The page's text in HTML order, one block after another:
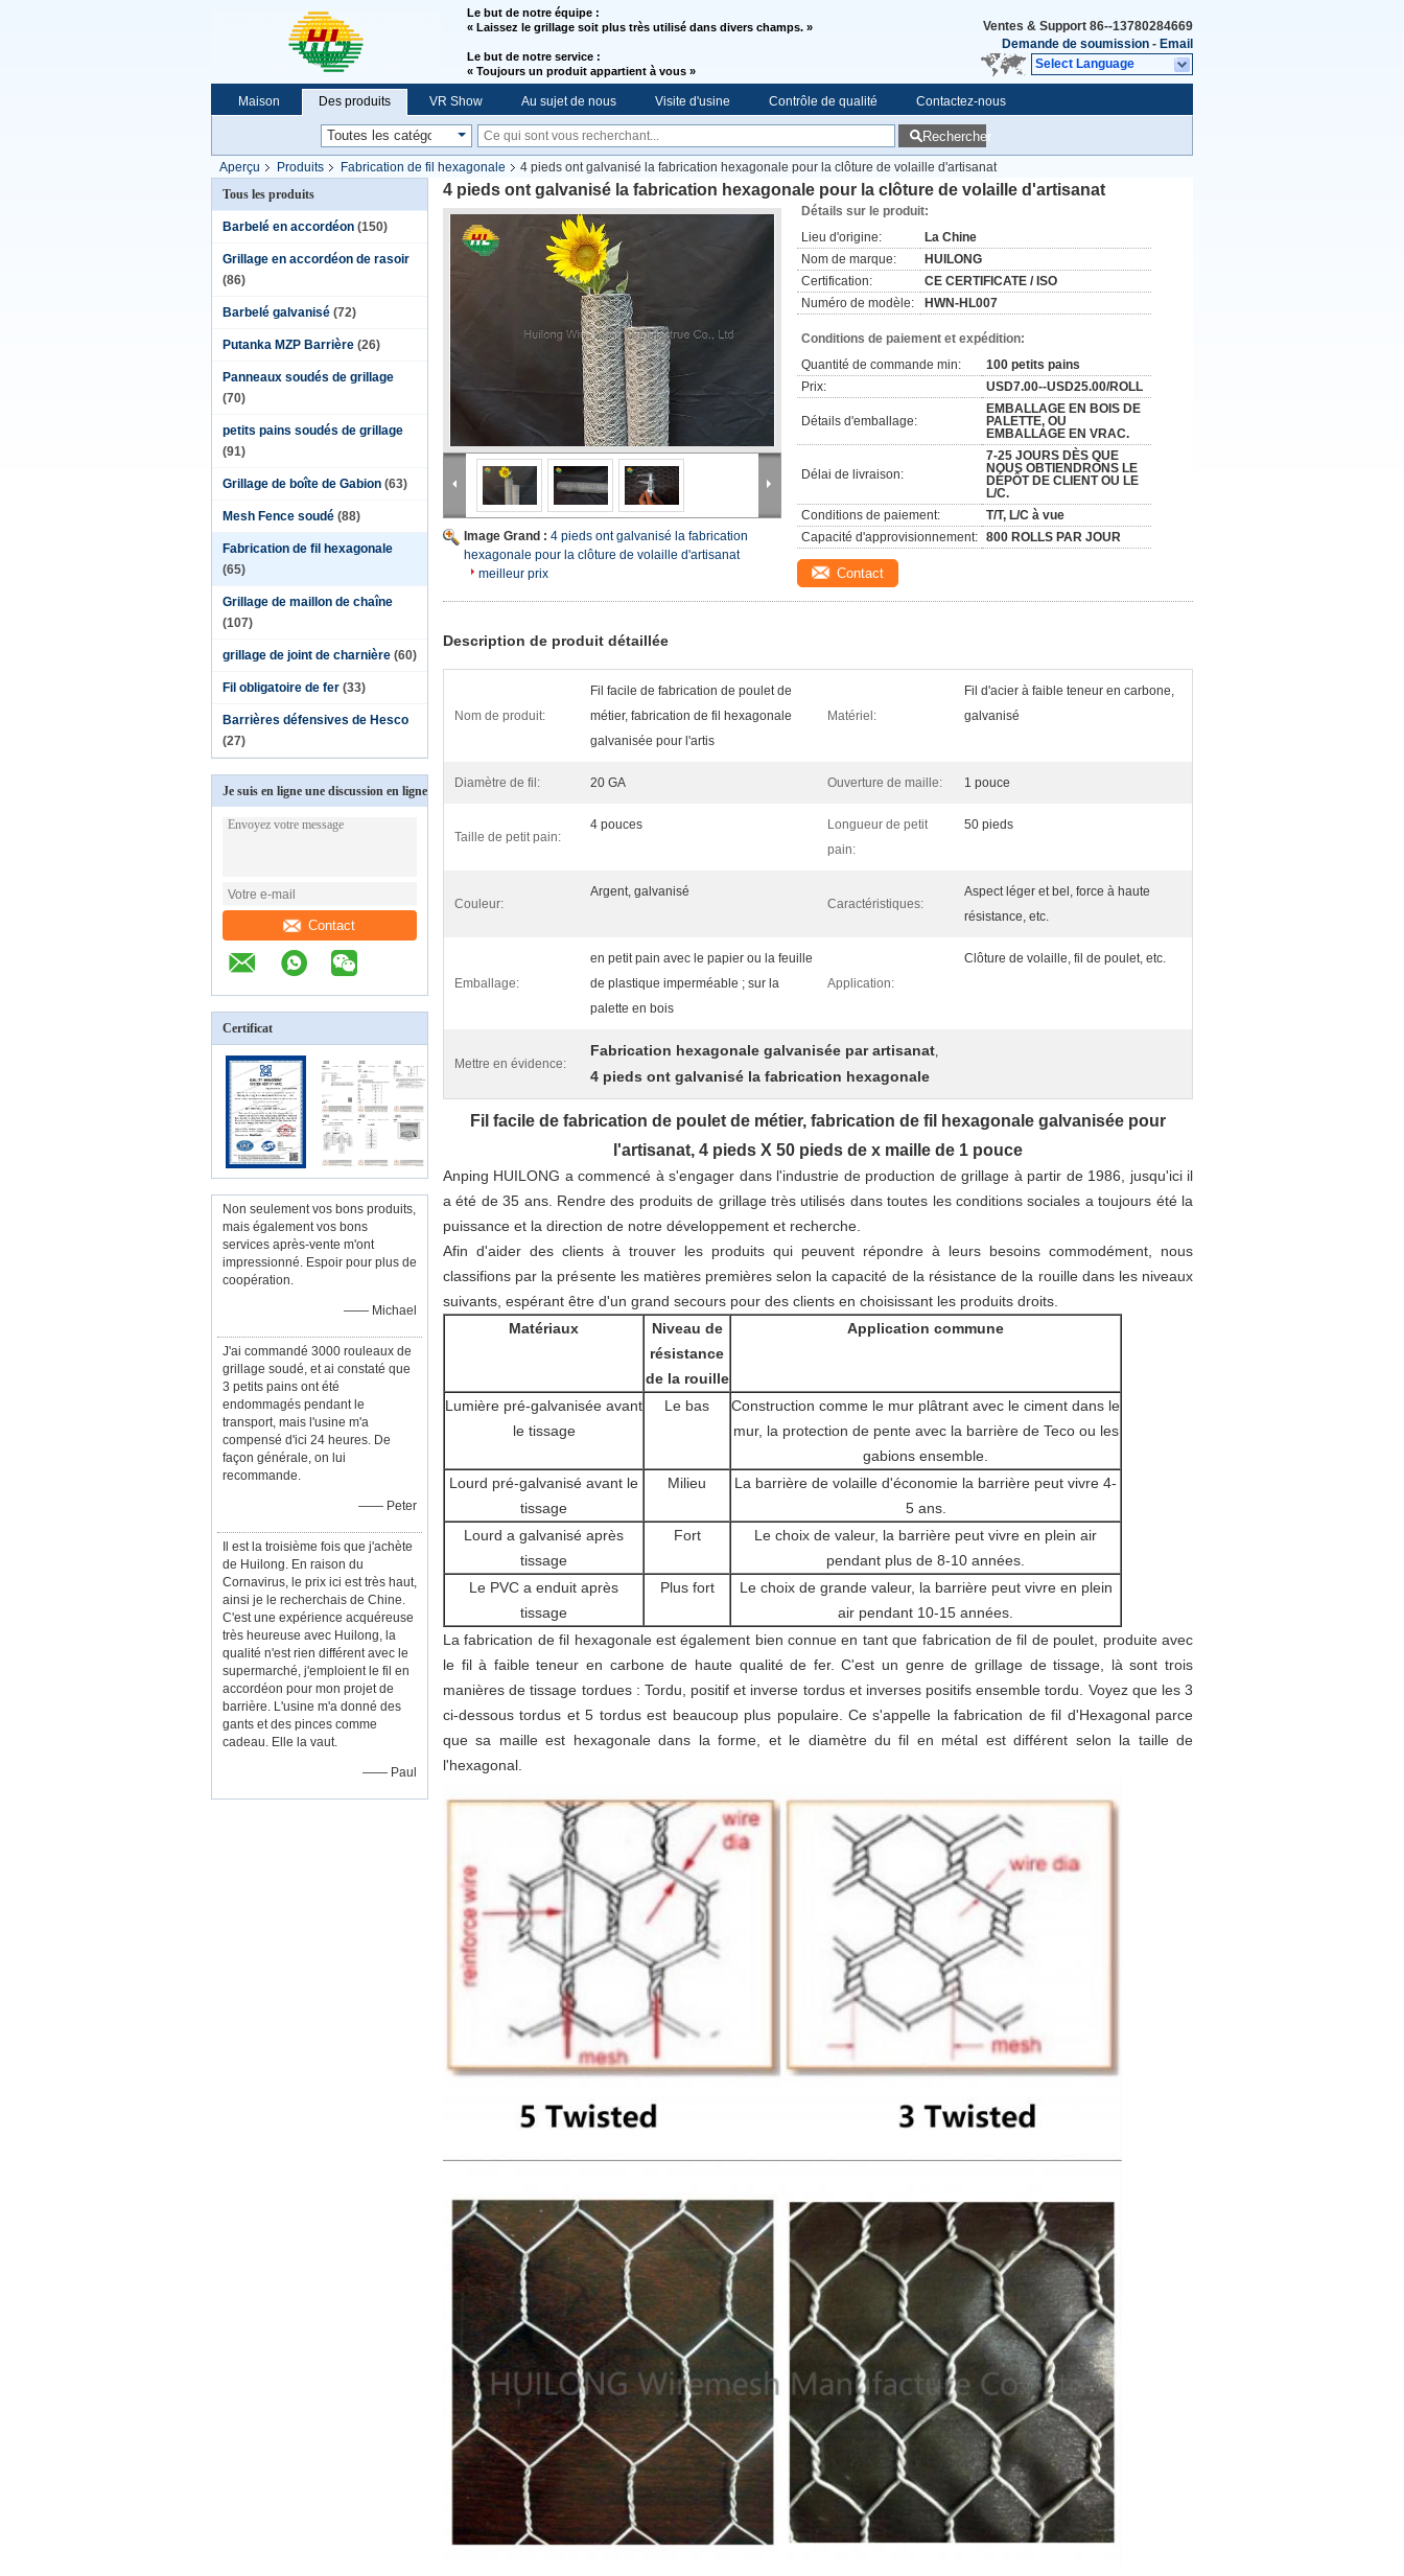
Le but de notre équipe :
« Laissez le grillage soit plus très utilisé dans divers champs. »
Le but de notre service :
« Toujours un produit appartient à vous »
Ventes & Support 86--13780284669
Demande de soumission - Email
Select Language
Maison Des produits VR Show Au sujet de nous Visite d'usine Contrôle de qualité Contactez-nous
Demande de soumission Rechercher
Aperçu Produits Fabrication de fil hexagonale
4 pieds ont galvanisé la fabrication hexagonale pour la clôture de volaille d'artisanat
Tous les produits
Barbelé en accordéon (150)
Grillage en accordéon de rasoir
(86)
Barbelé galvanisé (72)
Putanka MZP Barrière (26)
Panneaux soudés de grillage
(70)
petits pains soudés de grillage
(91)
Grillage de boîte de Gabion (63)
Mesh Fence soudé (88)
Fabrication de fil hexagonale
(65)
Grillage de maillon de chaîne
(107)
grillage de joint de charnière (60)
Fil obligatoire de fer (33)
Barrières défensives de Hesco
(27)
Je suis en ligne une discussion en ligne
Contact
Certificat
Non seulement vos bons produits,
mais également vos bons
services après-vente m'ont
impressionné. Espoir pour plus de
coopération.
—— Michael
J'ai commandé 3000 rouleaux de
grillage soudé, et ai constaté que
3 petits pains ont été
endommagés pendant le
transport, mais l'usine m'a
compensé d'ici 24 heures. De
façon générale, on lui
recommande.
—— Peter
Il est la troisième fois que j'achète
de Huilong. En raison du
Cornavirus, le prix ici est très haut,
ainsi je le recherchais de Chine.
C'est une expérience acquéreuse
très heureuse avec Huilong, la
qualité n'est rien différent avec le
supermarché, j'emploient le fil en
accordéon pour mon projet de
barrière. L'usine m'a donné des
gants et des pinces comme
cadeau. Elle la vaut.
—— Paul
4 pieds ont galvanisé la fabrication hexagonale pour la clôture de volaille d'artisanat
Image Grand : 4 pieds ont galvanisé la fabrication
hexagonale pour la clôture de volaille d'artisanat
meilleur prix
Détails sur le produit:
Lieu d'origine:
La Chine
Nom de marque:
HUILONG
Certification:
CE CERTIFICATE / ISO
Numéro de modèle:
HWN-HL007
Conditions de paiement et expédition:
Quantité de commande min:
100 petits pains
Prix:
USD7.00--USD25.00/ROLL
Détails d'emballage:
EMBALLAGE EN BOIS DE
PALETTE, OU
EMBALLAGE EN VRAC.
Délai de livraison:
7-25 JOURS DÈS QUE
NOUS OBTIENDRONS LE
DÉPÔT DE CLIENT OU LE
L/C.
Conditions de paiement:
T/T, L/C à vue
Capacité d'approvisionnement: 800 ROLLS PAR JOUR
Contact
Description de produit détaillée
Nom de produit:
Fil facile de fabrication de poulet de
métier, fabrication de fil hexagonale
galvanisée pour l'artis
Matériel:
Fil d'acier à faible teneur en carbone,
galvanisé
Diamètre de fil: 20 GA Ouverture de maille: 1 pouce
Taille de petit pain:
4 pouces
Longueur de petit
pain:
50 pieds
Couleur:
Argent, galvanisé
Caractéristiques:
Aspect léger et bel, force à haute
résistance, etc.
Emballage:
en petit pain avec le papier ou la feuille
de plastique imperméable ; sur la
palette en bois
Application:
Clôture de volaille, fil de poulet, etc.
Mettre en évidence:
Fabrication hexagonale galvanisée par artisanat,
4 pieds ont galvanisé la fabrication hexagonale
Fil facile de fabrication de poulet de métier, fabrication de fil hexagonale galvanisée pour
l'artisanat, 4 pieds X 50 pieds de x maille de 1 pouce
Anping HUILONG a commencé à s'engager dans l'industrie de production de grillage à partir de 1986, jusqu'ici il
a été de 35 ans. Rendre des produits de grillage très utilisés dans toutes les conditions sociales a toujours été la
puissance et la direction de notre développement et recherche.
Afin d'aider des clients à trouver les produits qui peuvent répondre à leurs besoins commodément, nous
classifions par la présente les matières premières selon la capacité de la résistance de la rouille dans les niveaux
suivants, espérant être d'un grand secours pour des clients en choisissant les produits droits.
Matériaux
Niveau de
résistance
de la rouille
Application commune
Lumière pré-galvanisée avant
le tissage
Le bas
Construction comme le mur plâtrant avec le ciment dans le
mur, la protection de pente avec la barrière de Teco ou les
gabions ensemble.
Lourd pré-galvanisé avant le
tissage
Milieu
La barrière de volaille d'économie la barrière peut vivre 4-
5 ans.
Lourd a galvanisé après
tissage
Fort
Le choix de valeur, la barrière peut vivre en plein air
pendant plus de 8-10 années.
Le PVC a enduit après
tissage
Plus fort
Le choix de grande valeur, la barrière peut vivre en plein
air pendant 10-15 années.
La fabrication de fil hexagonale est également bien connue en tant que fabrication de fil de poulet, produite avec
le fil à faible teneur en carbone de haute qualité de fer. C'est un genre de grillage de tissage, là sont trois
manières de tissage tordues : Tordu, positif et inverse tordus et inverses positifs ensemble tordu. Voyez que les 3
ci-dessous tordus et 5 tordus est beaucoup plus populaire. Ce s'appelle la fabrication de fil d'Hexagonal parce
que sa maille est hexagonale dans la forme, et le diamètre du fil en métal est différent selon la taille de
l'hexagonal.